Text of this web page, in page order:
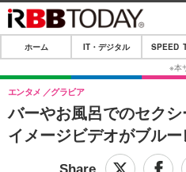
ホーム
IT・デジタル
IT・デジタルTOP
SPEED TEST
ホーム IT・デジタル SPEED
バーやお風呂でのセク
イメージビデオがブル
エンタメ グラビア